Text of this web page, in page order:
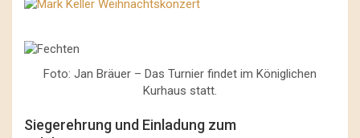
Foto: Jan Bräuer – Das Turnier findet im Königlichen
Kurhaus statt.
Siegerehrung und Einladung zum